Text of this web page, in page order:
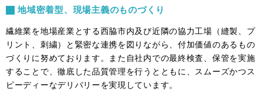
地域密着型、現場主義のものづくり
繊維業を地場産業とする西脇市内及び近隣の協力工場（縫製、プ
リント、刺繍）と緊密な連携を図りながら、付加価値のあるもの
づくりに努めております。また自社内での最終検査、保管を実施
することで、徹底した品質管理を行うとともに、スムーズかつス
ピーディーなデリバリーを実現しています。